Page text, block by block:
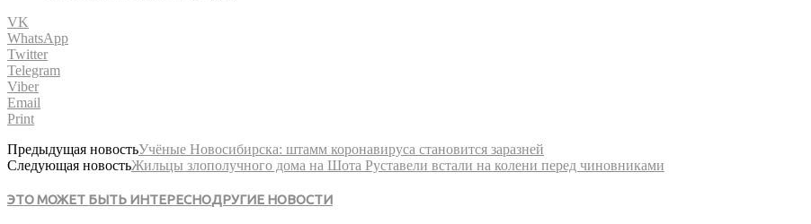
VK
WhatsApp
Twitter
Telegram
Viber
Email
Print
Предыдущая новостьУчёные Новосибирска: штамм коронавируса становится заразней
Следующая новостьЖильцы злополучного дома на Шота Руставели встали на колени перед чиновниками
ЭТО МОЖЕТ БЫТЬ ИНТЕРЕСНОДРУГИЕ НОВОСТИ